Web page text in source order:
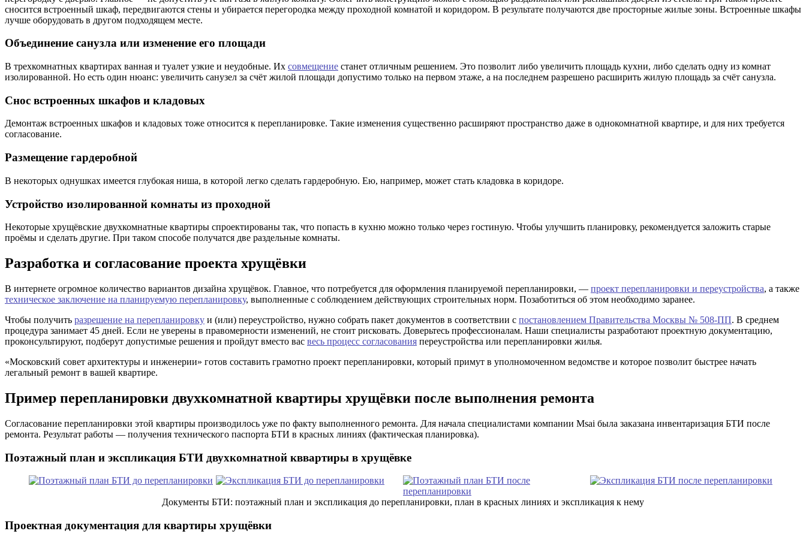
сносится встроенный шкаф, передвигаются стены и убирается перегородка между проходной комнатой и коридором. В результате получаются две просторные жилые зоны. Встроенные шкафы
лучше оборудовать в другом подходящем месте.
Объединение санузла или изменение его площади
В трехкомнатных квартирах ванная и туалет узкие и неудобные. Их совмещение станет отличным решением. Это позволит либо увеличить площадь кухни, либо сделать одну из комнат
изолированной. Но есть один нюанс: увеличить санузел за счёт жилой площади допустимо только на первом этаже, а на последнем разрешено расширить жилую площадь за счёт санузла.
Снос встроенных шкафов и кладовых
Демонтаж встроенных шкафов и кладовых тоже относится к перепланировке. Такие изменения существенно расширяют пространство даже в однокомнатной квартире, и для них требуется
согласование.
Размещение гардеробной
В некоторых однушках имеется глубокая ниша, в которой легко сделать гардеробную. Ею, например, может стать кладовка в коридоре.
Устройство изолированной комнаты из проходной
Некоторые хрущёвские двухкомнатные квартиры спроектированы так, что попасть в кухню можно только через гостиную. Чтобы улучшить планировку, рекомендуется заложить старые
проёмы и сделать другие. При таком способе получатся две раздельные комнаты.
Разработка и согласование проекта хрущёвки
В интернете огромное количество вариантов дизайна хрущёвок. Главное, что потребуется для оформления планируемой перепланировки, — проект перепланировки и переустройства, а также
техническое заключение на планируемую перепланировку, выполненные с соблюдением действующих строительных норм. Позаботиться об этом необходимо заранее.
Чтобы получить разрешение на перепланировку и (или) переустройство, нужно собрать пакет документов в соответствии с постановлением Правительства Москвы № 508-ПП. В среднем
процедура занимает 45 дней. Если не уверены в правомерности изменений, не стоит рисковать. Доверьтесь профессионалам. Наши специалисты разработают проектную документацию,
проконсультируют, подберут допустимые решения и пройдут вместо вас весь процесс согласования переустройства или перепланировки жилья.
«Московский совет архитектуры и инженерии» готов составить грамотно проект перепланировки, который примут в уполномоченном ведомстве и которое позволит быстрее начать
легальный ремонт в вашей квартире.
Пример перепланировки двухкомнатной квартиры хрущёвки после выполнения ремонта
Согласование перепланировки этой квартиры производилось уже по факту выполненного ремонта. Для начала специалистами компании Msai была заказана инвентаризация БТИ после
ремонта. Результат работы — получения технического паспорта БТИ в красных линиях (фактическая планировка).
Поэтажный план и экспликация БТИ двухкомнатной кввартиры в хрущёвке
Документы БТИ: поэтажный план и экспликация до перепланировки, план в красных линиях и экспликация к нему
Проектная документация для квартиры хрущёвки